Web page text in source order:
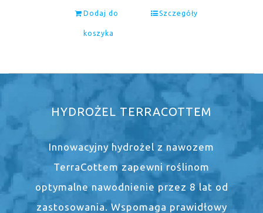
Dodaj do
koszyka
Szczegóły
HYDROŻEL TERRACOTTEM
Innowacyjny hydrożel z nawozem
TerraCottem zapewni roślinom
optymalne nawodnienie przez 8 lat od
zastosowania. Wspomaga prawidłowy